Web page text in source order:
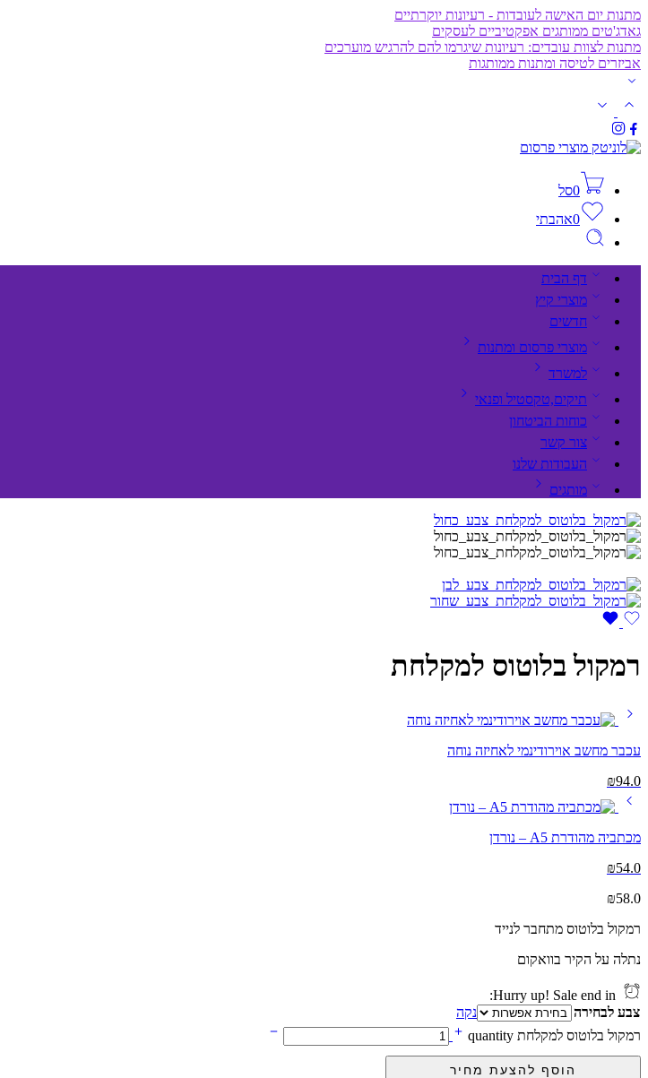
מתנות יום האישה לעובדות - רעיונות יוקרתיים
גאדג'טים ממותגים אפקטיביים לעסקים
מתנות לצוות עובדים: רעיונות שיגרמו להם להרגיש מוערכים
אביזרים לטיסה ומתנות ממותגות
0סל
0אהבתי
דף הבית
מוצרי קיץ
חדשים
מוצרי פרסום ומתנות
למשרד
תיקים,טקסטיל ופנאי
כוחות הביטחון
צור קשר
העבודות שלנו
מותגים
רמקול בלוטוס למקלחת
עכבר מחשב אוירודינמי לאחיזה נוחה
₪94.0
מכתביה מהודרת A5 – נורדן
₪54.0
₪58.0
רמקול בלוטוס מתחבר לנייד
נתלה על הקיר בוואקום
צבע לבחירה
נקה
רמקול בלוטוס למקלחת quantity